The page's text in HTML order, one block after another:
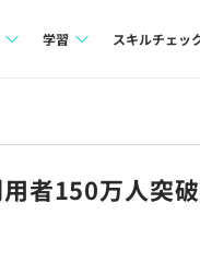
ン
学習
4択課題
スキルチェッ
評価結果一
用者150万人突